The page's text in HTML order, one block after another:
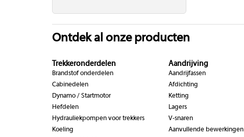
Ontdek al onze producten
Trekkeronderdelen
Brandstof onderdelen
Cabinedelen
Dynamo / Startmotor
Hefdelen
Hydrauliekpompen voor trekkers
Koeling
Aandrijving
Aandrijfassen
Afdichting
Ketting
Lagers
V-snaren
Aanvullende bewerkingen